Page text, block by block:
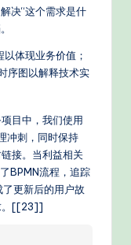
决“这个需求是什
以体现业务价值；
序图以解释技术实
目中，我们使用
冲刺，同时保持
接。当利益相关
BPMN流程，追踪
更新后的用户故
。[[23]]